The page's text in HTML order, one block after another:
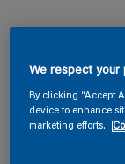
We respect your
By clicking “Accept
device to enhance
marketing efforts.